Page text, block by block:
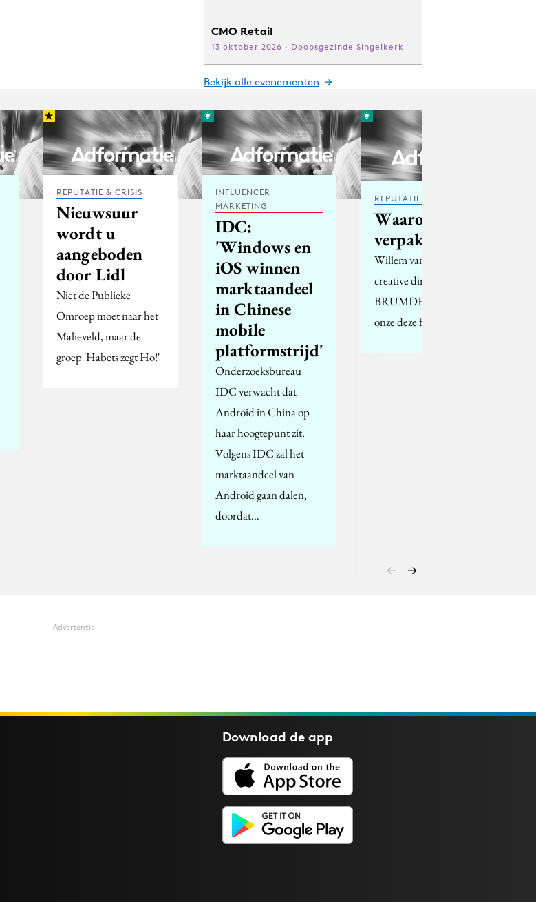
CMO Retail
13 oktober 2026 · Doopsgezinde Singelkerk
Bekijk alle evenementen
REPUTATIE & CRISIS
Nieuwsuur
wordt u
aangeboden
door Lidl
Niet de Publieke
Omroep moet naar het
Malieveld, maar de
groep 'Habets zegt Ho!'
INFLUENCER
MARKETING
IDC:
'Windows en
iOS winnen
marktaandeel
in Chinese
mobile
platformstrijd'
Onderzoeksbureau
IDC verwacht dat
Android in China op
haar hoogtepunt zit.
Volgens IDC zal het
marktaandeel van
Android gaan dalen,
doordat…
REPUTATIE & CRISIS
Waarom
verpakkingsdesign?
Willem van Roozendaal,
creative director van
BRUMDESIGN, stuurde
onze deze foto.
Advertentie
Download deapp